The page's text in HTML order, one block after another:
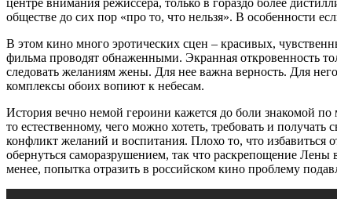
центре внимания режиссера, только в гораздо более
обществе до сих пор «про то, что нельзя». В особенности
В этом кино много эротических сцен – красивых,
фильма проводят обнаженными. Экранная откровенность
следовать желаниям жены. Для нее важна верность. Для
комплексы обоих вопиют к небесам.
История вечно немой героини кажется до боли знакомой
то естественному, чего можно хотеть, требовать и
конфликт желаний и воспитания. Плохо то, что избавиться
обернуться саморазрушением, так что раскрепощение
менее, попытка отразить в российском кино проблему